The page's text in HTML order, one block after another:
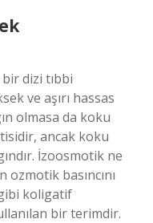
dizi tıbbi
ve aşırı hassas
olmasa da koku
ancak koku
İzoosmotik ne
ozmotik basıncını
koligatif
bir terimdir.